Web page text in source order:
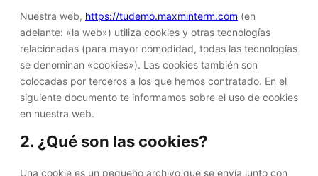
Nuestra web, https://tudemo.maxminterm.com (en
adelante: «la web») utiliza cookies y otras tecnologías
relacionadas (para mayor comodidad, todas las tecnologías
se denominan «cookies»). Las cookies también son
colocadas por terceros a los que hemos contratado. En el
siguiente documento te informamos sobre el uso de cookies
en nuestra web.
2. ¿Qué son las cookies?
Una cookie es un pequeño archivo que se envía junto con